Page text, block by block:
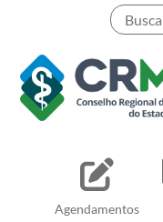
content
Agendamentos
Pesquisar